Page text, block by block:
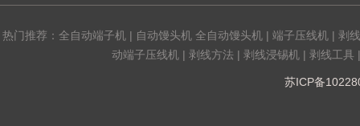
热门推荐： 全自动端子机 | 自动馒头机 全自动馒头机 | 端子压线机 | 剥
动端子压线机 | 剥线方法 | 剥线浸锡机 | 剥线工具 |
苏ICP备